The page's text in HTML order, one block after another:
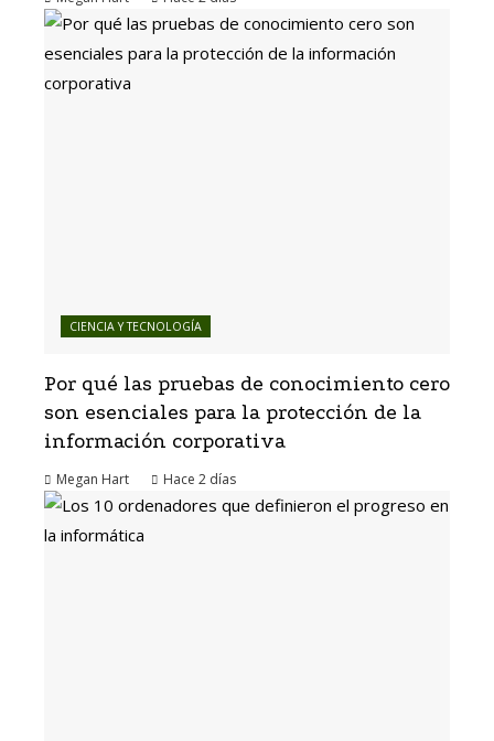
CIENCIA Y TECNOLOGÍA
Por qué las pruebas de conocimiento cero
son esenciales para la protección de la
información corporativa
Megan Hart Hace 2 días